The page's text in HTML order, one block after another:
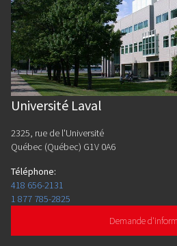
Université Laval
2325, rue de l'Université
Québec (Québec) G1V 0A6
Téléphone:
418 656-2131
1 877 785-2825
Demande